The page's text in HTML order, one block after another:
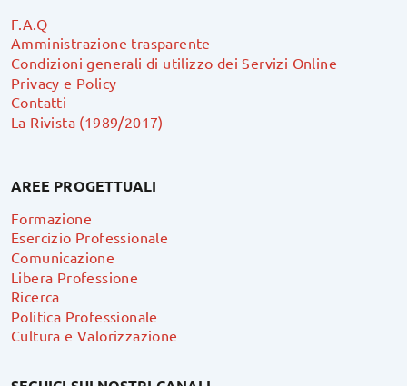
F.A.Q
Amministrazione trasparente
Condizioni generali di utilizzo dei Servizi Online
Privacy e Policy
Contatti
La Rivista (1989/2017)
AREE PROGETTUALI
Formazione
Esercizio Professionale
Comunicazione
Libera Professione
Ricerca
Politica Professionale
Cultura e Valorizzazione